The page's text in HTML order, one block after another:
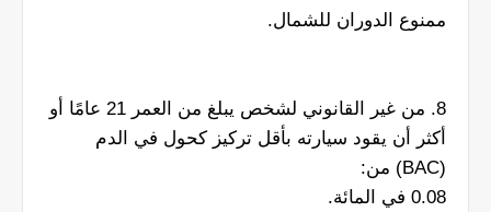
ممنوع الدوران للشمال.
8. من غير القانوني لشخص يبلغ من العمر 21 عامًا أو
أكثر أن يقود سيارته بأقل تركيز كحول في الدم
(BAC) من:
0.08 في المائة.